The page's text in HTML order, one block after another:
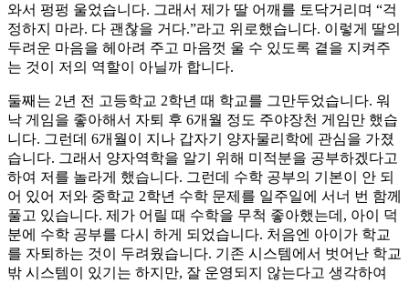
와서 펑펑 울었습니다. 그래서 제가 딸 어깨를 토닥거리며 “걱
정하지 마라. 다 괜찮을 거다.”라고 위로했습니다. 이렇게 딸의
두려운 마음을 헤아려 주고 마음껏 울 수 있도록 곁을 지켜주
는 것이 저의 역할이 아닐까 합니다.
둘째는 2년 전 고등학교 2학년 때 학교를 그만두었습니다. 워
낙 게임을 좋아해서 자퇴 후 6개월 정도 주야장천 게임만 했습
니다. 그런데 6개월이 지나 갑자기 양자물리학에 관심을 가졌
습니다. 그래서 양자역학을 알기 위해 미적분을 공부하겠다고
하여 저를 놀라게 했습니다. 그런데 수학 공부의 기본이 안 되
어 있어 저와 중학교 2학년 수학 문제를 일주일에 서너 번 함께
풀고 있습니다. 제가 어릴 때 수학을 무척 좋아했는데, 아이 덕
분에 수학 공부를 다시 하게 되었습니다. 처음엔 아이가 학교
를 자퇴하는 것이 두려웠습니다. 기존 시스템에서 벗어난 학교
밖 시스템이 있기는 하지만, 잘 운영되지 않는다고 생각하여